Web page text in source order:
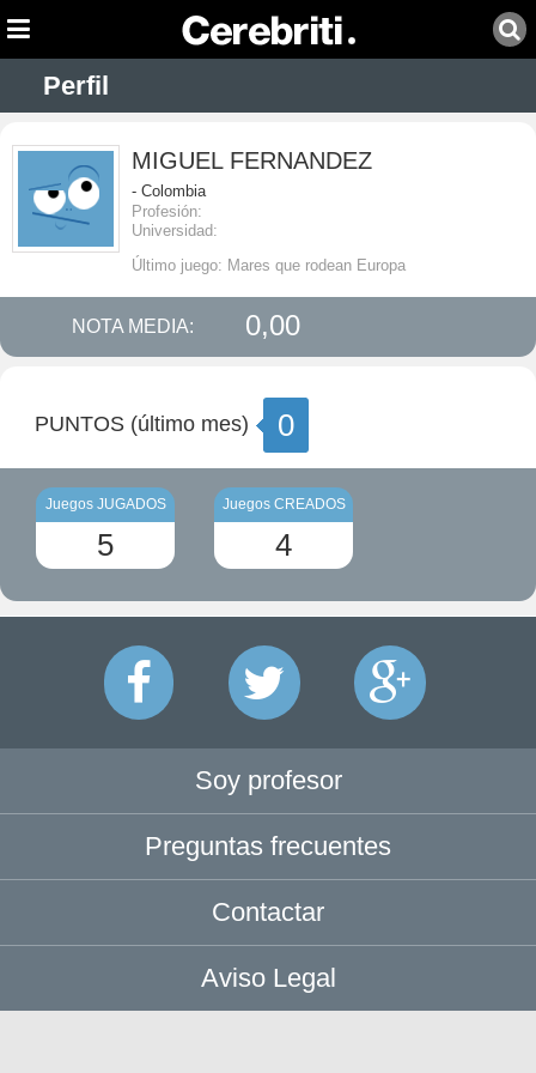
Perfil
MIGUEL FERNANDEZ
- Colombia
Profesión:
Universidad:
Último juego: Mares que rodean Europa
NOTA MEDIA: 0,00
PUNTOS (último mes) 0
Juegos JUGADOS
5
Juegos CREADOS
4
Soy profesor
Preguntas frecuentes
Contactar
Aviso Legal